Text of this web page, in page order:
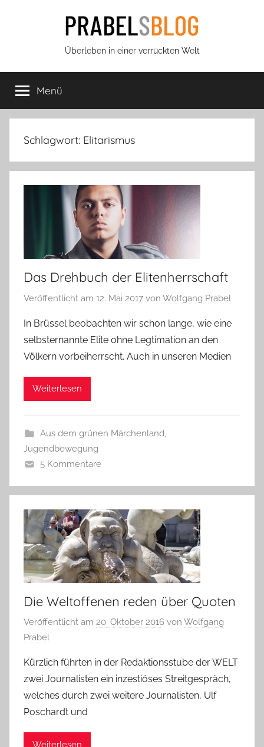
Prabels
Blog
Überleben in einer verrückten Welt
Menü
Schlagwort: Elitarismus
Das Drehbuch der Elitenherrschaft
Veröffentlicht am 12. Mai 2017 von Wolfgang Prabel
In Brüssel beobachten wir schon lange, wie eine
selbsternannte Elite ohne Legtimation an den
Völkern vorbeiherrscht. Auch in unseren Medien
Weiterlesen
Aus dem grünen Märchenland,
Jugendbewegung
5 Kommentare
Die Weltoffenen reden über Quoten
Veröffentlicht am 20. Oktober 2016 von Wolfgang
Prabel
Kürzlich führten in der Redaktionsstube der WELT
zwei Journalisten ein inzestiöses Streitgespräch,
welches durch zwei weitere Journalisten, Ulf
Poschardt und
Weiterlesen